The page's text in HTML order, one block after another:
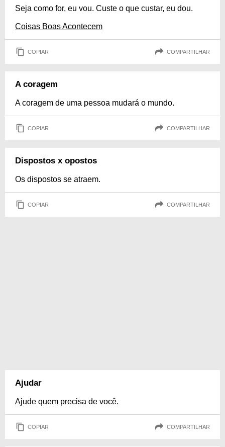
Seja como for, eu vou. Custe o que custar, eu dou.
Coisas Boas Acontecem
COPIAR COMPARTILHAR
A coragem
A coragem de uma pessoa mudará o mundo.
COPIAR COMPARTILHAR
Dispostos x opostos
Os dispostos se atraem.
COPIAR COMPARTILHAR
Ajudar
Ajude quem precisa de você.
COPIAR COMPARTILHAR